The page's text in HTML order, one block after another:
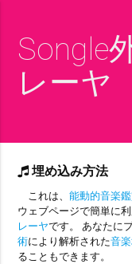
Songle
レーヤ
埋め込み方法
これは、能動的音楽
ウェブページで簡単に
レーヤです。 あなたに
術により解析された音
ることもできます。